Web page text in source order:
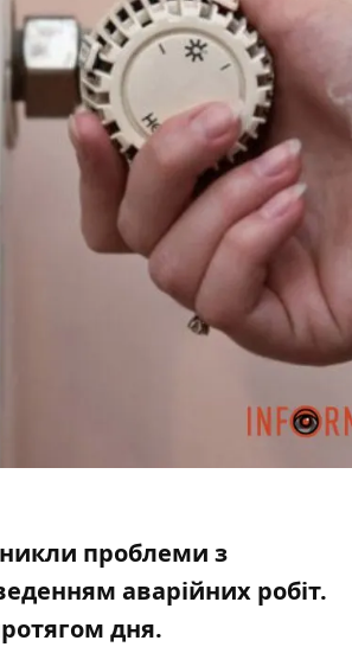
проблеми з
аварійних робіт.
дня.